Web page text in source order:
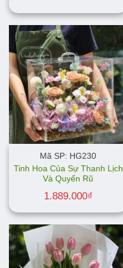
Mã SP: HG230
Tinh Hoa Của Sự Thanh Lịch
Và Quyến Rũ
1.889.000₫